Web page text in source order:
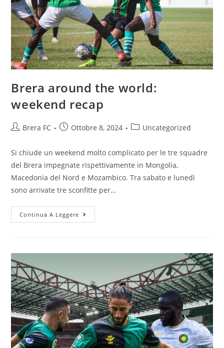
Brera around the world:
weekend recap
Brera FC Ottobre 8, 2024 Uncategorized
Si chiude un weekend molto complicato per le tre squadre
del Brera impegnate rispettivamente in Mongolia,
Macedonia del Nord e Mozambico. Tra sabato e lunedì
sono arrivate tre sconfitte per…
Continua A Leggere